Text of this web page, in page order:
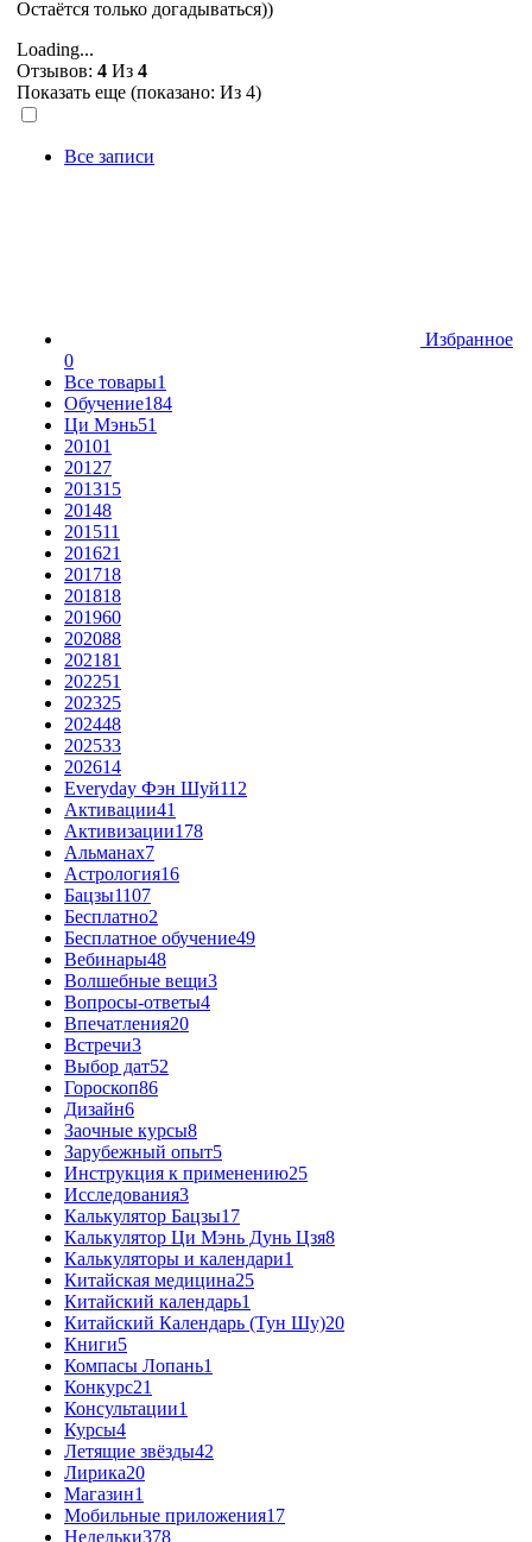
Остаётся только догадываться))
Loading...
Отзывов: 4 Из 4
Показать еще (показано: Из 4)
Все записи
Избранное
0
Все товары1
Обучение184
Ци Мэнь51
20101
20127
201315
20148
201511
201621
201718
201818
201960
202088
202181
202251
202325
202448
202533
202614
Everyday Фэн Шуй112
Активации41
Активизации178
Альманах7
Астрология16
Бацзы1107
Бесплатно2
Бесплатное обучение49
Вебинары48
Волшебные вещи3
Вопросы-ответы4
Впечатления20
Встречи3
Выбор дат52
Гороскоп86
Дизайн6
Заочные курсы8
Зарубежный опыт5
Инструкция к применению25
Исследования3
Калькулятор Бацзы17
Калькулятор Ци Мэнь Дунь Цзя8
Калькуляторы и календари1
Китайская медицина25
Китайский календарь1
Китайский Календарь (Тун Шу)20
Книги5
Компасы Лопань1
Конкурс21
Консультации1
Курсы4
Летящие звёзды42
Лирика20
Магазин1
Мобильные приложения17
Недельки378